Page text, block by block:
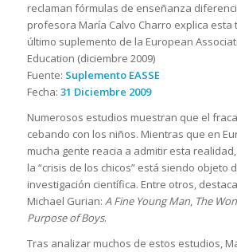
reclaman fórmulas de enseñanza
profesora María Calvo Charro explica esta
último suplemento de la European
Education (diciembre 2009)
Fuente: Suplemento EASSE
Fecha: 31 Diciembre 2009
Numerosos estudios muestran que el
cebando con los niños. Mientras que en
mucha gente reacia a admitir esta
la “crisis de los chicos” está siendo objeto
investigación científica. Entre otros,
Michael Gurian: A Fine Young Man, The
Purpose of Boys.
Tras analizar muchos de estos estudios,